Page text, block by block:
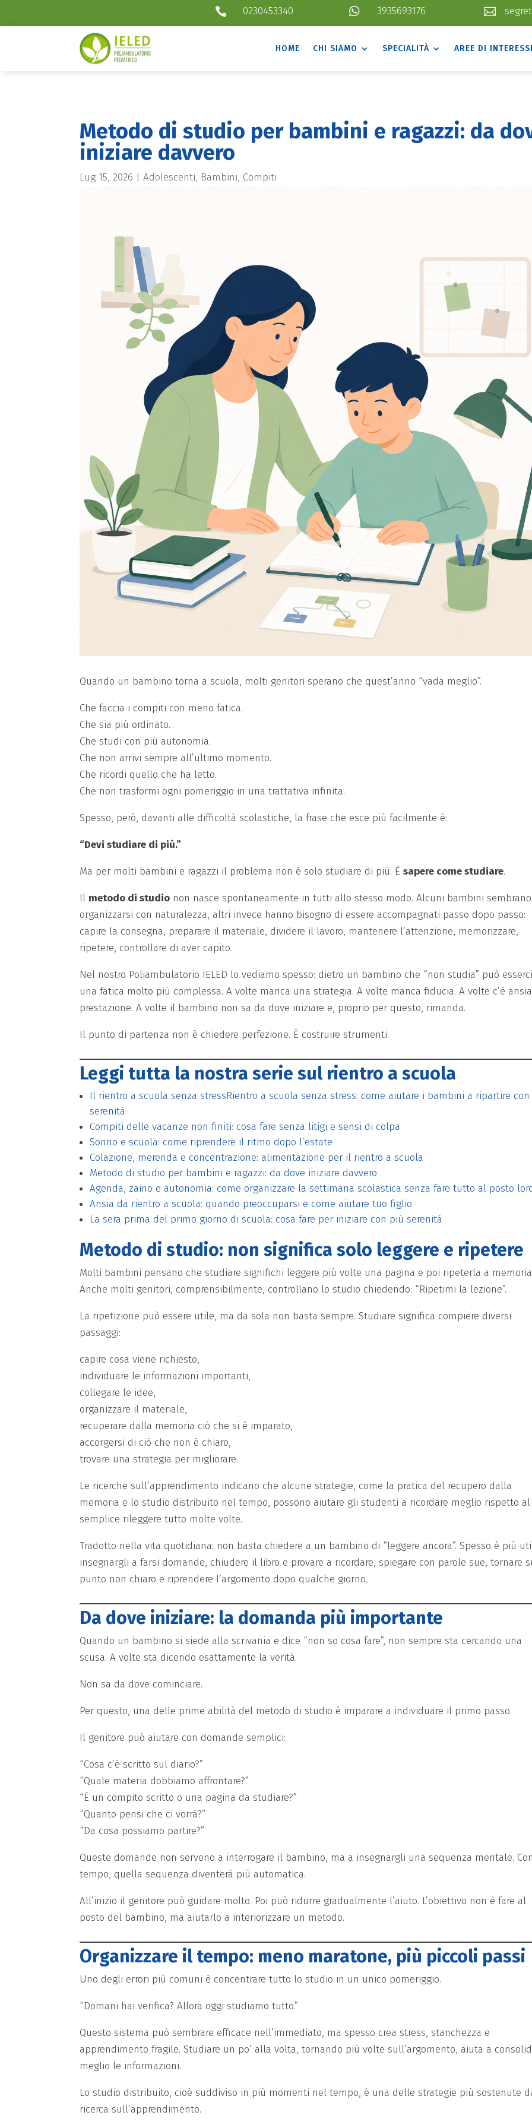
 0230453340  3935693176 
HOME CHI SIAMO SPECIALITÀ AREE DI
Metodo di studio per bambini e ragazzi: da
iniziare davvero
Lug 15, 2026 |Adolescenti, Bambini, Compiti
Quando un bambino torna a scuola, molti genitori sperano che quest’anno “vada meglio”.
Che faccia i compiti con meno fatica.
Che sia più ordinato.
Che studi con più autonomia.
Che non arrivi sempre all’ultimo momento.
Che ricordi quello che ha letto.
Che non trasformi ogni pomeriggio in una trattativa infinita.
Spesso, però, davanti alle difficoltà scolastiche, la frase che esce più facilmente è:
“Devi studiare di più.”
Ma per molti bambini e ragazzi il problema non è solo studiare di più. Èsapere come studiare.
Il metodo di studio non nasce spontaneamente in tutti allo stesso modo. Alcuni bambini sembrano
organizzarsi con naturalezza, altri invece hanno bisogno di essere accompagnati passo dopo passo:
capire la consegna, preparare il materiale, dividere il lavoro, mantenere l’attenzione, memorizzare,
ripetere, controllare di aver capito.
Nel nostro Poliambulatorio IELED lo vediamo spesso: dietro un bambino che “non studia” può esserci
una fatica molto più complessa. A volte manca una strategia. A volte manca fiducia. A volte c’è
prestazione. A volte il bambino non sa da dove iniziare e, proprio per questo, rimanda.
Il punto di partenza non è chiedere perfezione. È costruire strumenti.
Leggi tutta la nostra serie sul rientro a scuola
Il rientro a scuola senza stressRientro a scuola senza stress: come aiutare i bambini a ripartire con
serenità
Compiti delle vacanze non finiti: cosa fare senza litigi e sensi di colpa
Sonno e scuola: come riprendere il ritmo dopo l’estate
Colazione, merenda e concentrazione: alimentazione per il rientro a scuola
Metodo di studio per bambini e ragazzi: da dove iniziare davvero
Agenda, zaino e autonomia: come organizzare la settimana scolastica senza fare tutto al posto
Ansia da rientro a scuola: quando preoccuparsi e come aiutare tuo figlio
La sera prima del primo giorno di scuola: cosa fare per iniziare con più serenità
Metodo di studio: non significa solo leggere e ripetere
Molti bambini pensano che studiare significhi leggere più volte una pagina e poi ripeterla a
Anche molti genitori, comprensibilmente, controllano lo studio chiedendo: “Ripetimi la lezione”.
La ripetizione può essere utile, ma da sola non basta sempre. Studiare significa compiere diversi
passaggi:
capire cosa viene richiesto,
individuare le informazioni importanti,
collegare le idee,
organizzare il materiale,
recuperare dalla memoria ciò che si è imparato,
accorgersi di ciò che non è chiaro,
trovare una strategia per migliorare.
Le ricerche sull’apprendimento indicano che alcune strategie, come la pratica del recupero dalla
memoria e lo studio distribuito nel tempo, possono aiutare gli studenti a ricordare meglio rispetto al
semplice rileggere tutto molte volte.
Tradotto nella vita quotidiana: non basta chiedere a un bambino di “leggere ancora”. Spesso è più
insegnargli a farsi domande, chiudere il libro e provare a ricordare, spiegare con parole sue, tornare
punto non chiaro e riprendere l’argomento dopo qualche giorno.
Da dove iniziare: la domanda più importante
Quando un bambino si siede alla scrivania e dice “non so cosa fare”, non sempre sta cercando una
scusa. A volte sta dicendo esattamente la verità.
Non sa da dove cominciare.
Per questo, una delle prime abilità del metodo di studio è imparare a individuare il primo passo.
Il genitore può aiutare con domande semplici:
“Cosa c’è scritto sul diario?”
“Quale materia dobbiamo affrontare?”
“È un compito scritto o una pagina da studiare?”
“Quanto pensi che ci vorrà?”
“Da cosa possiamo partire?”
Queste domande non servono a interrogare il bambino, ma a insegnargli una sequenza mentale.
tempo, quella sequenza diventerà più automatica.
All’inizio il genitore può guidare molto. Poi può ridurre gradualmente l’aiuto. L’obiettivo non è fare al
posto del bambino, ma aiutarlo a interiorizzare un metodo.
Organizzare il tempo: meno maratone, più piccoli passi
Uno degli errori più comuni è concentrare tutto lo studio in un unico pomeriggio.
“Domani hai verifica? Allora oggi studiamo tutto.”
Questo sistema può sembrare efficace nell’immediato, ma spesso crea stress, stanchezza e
apprendimento fragile. Studiare un po’ alla volta, tornando più volte sull’argomento, aiuta a
meglio le informazioni.
Lo studio distribuito, cioè suddiviso in più momenti nel tempo, è una delle strategie più sostenute
ricerca sull’apprendimento.